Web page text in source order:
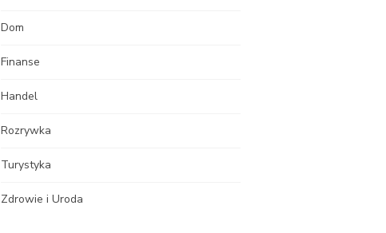
Dom
Finanse
Handel
Rozrywka
Turystyka
Zdrowie i Uroda